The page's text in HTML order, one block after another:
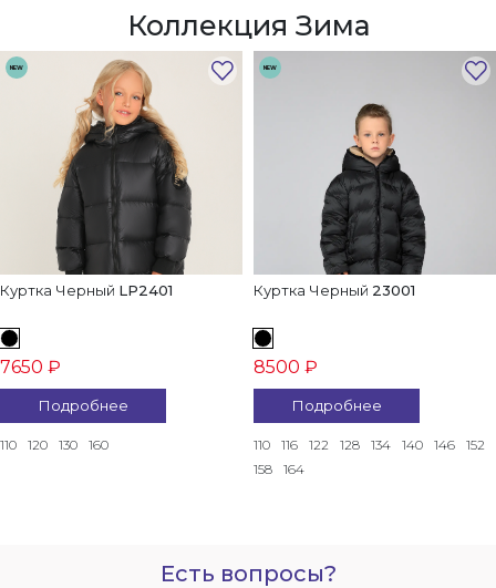
Коллекция Зима
NEW
Куртка Черный LP2401
7650 ₽
Подробнее
110 120 130 160
NEW
Куртка Черный 23001
8500 ₽
Подробнее
110 116 122 128 134 140 146
152
158
164
Есть вопросы?